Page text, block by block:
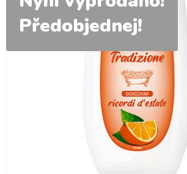
Předobjednej!